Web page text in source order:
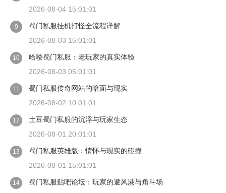
2026-08-04 15:01:01
9
蜀门私服挂机打怪全流程详解
2026-08-03 15:01:01
10
哈喽蜀门私服：老玩家的真实体验
2026-08-03 05:01:01
11
蜀门私服传奇网站的暗面与现实
2026-08-02 10:01:01
12
土豆蜀门私服的沉浮与玩家生态
2026-08-01 20:01:01
13
蜀门私服英雄版：情怀与现实的碰撞
2026-08-01 15:01:01
14
蜀门私服贴吧论坛：玩家的避风港与角斗场